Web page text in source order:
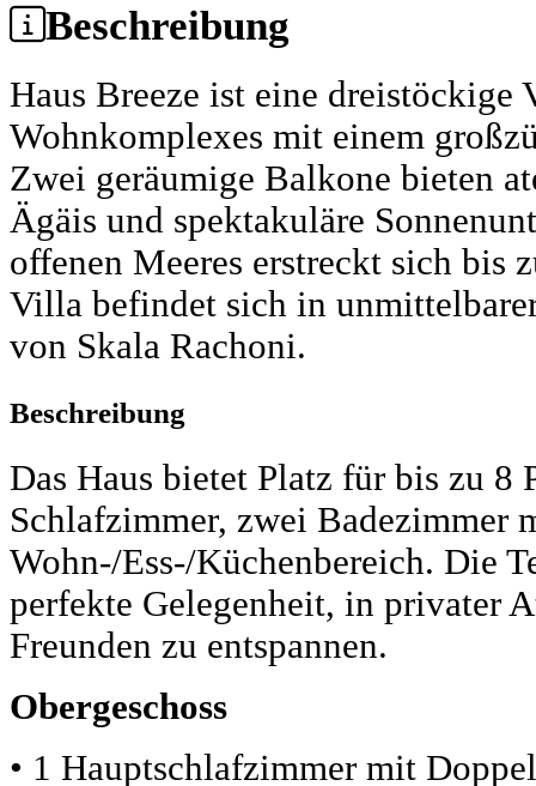
Beschreibung
Haus Breeze ist eine dreistöckige
Wohnkomplexes mit einem
Zwei geräumige Balkone bieten
Ägäis und spektakuläre
offenen Meeres erstreckt sich bis
Villa befindet sich in
von Skala Rachoni.
Beschreibung
Das Haus bietet Platz für bis zu 8
Schlafzimmer, zwei Badezimmer
Wohn-/Ess-/Küchenbereich. Die
perfekte Gelegenheit, in privater
Freunden zu entspannen.
Obergeschoss
• 1 Hauptschlafzimmer mit